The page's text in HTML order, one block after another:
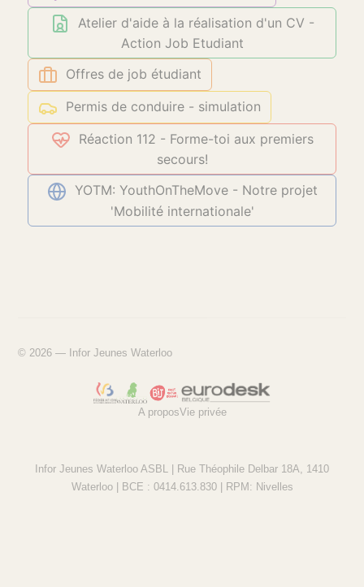
Atelier d'aide à la réalisation d'un CV -
Action Job Etudiant
Offres de job étudiant
Permis de conduire - simulation
Réaction 112 - Forme-toi aux premiers
secours!
YOTM: YouthOnTheMove - Notre projet
'Mobilité internationale'
© 2026 — Infor Jeunes Waterloo
A proposVie privée
Infor Jeunes Waterloo ASBL | Rue Théophile Delbar 18A, 1410
Waterloo | BCE : 0414.613.830 | RPM: Nivelles